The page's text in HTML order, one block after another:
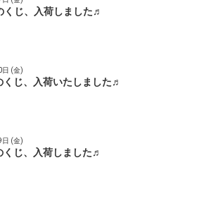
くじ、入荷しました♬
(金)
くじ、入荷いたしました♬
(金)
くじ、入荷しました♬